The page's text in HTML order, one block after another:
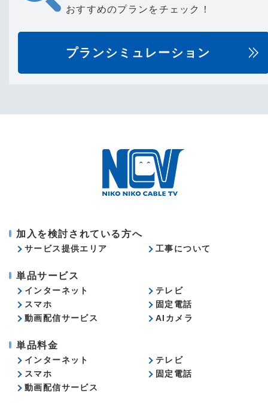
おすすめのプランをチェック！
プランシミュレーション
加入を検討されている方へ
サービス提供エリア 工事について
単品サービス
インターネット
テレビ
スマホ
固定電話
動画配信サービス
AIカメラ
単品料金
インターネット
テレビ
スマホ
固定電話
動画配信サービス